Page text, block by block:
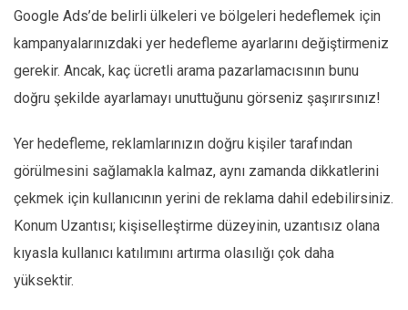
Google Ads’de belirli ülkeleri ve bölgeleri hedeflemek için
kampanyalarınızdaki yer hedefleme ayarlarını değiştirmeniz
gerekir. Ancak, kaç ücretli arama pazarlamacısının bunu
doğru şekilde ayarlamayı unuttuğunu görseniz şaşırırsınız!
Yer hedefleme, reklamlarınızın doğru kişiler tarafından
görülmesini sağlamakla kalmaz, aynı zamanda dikkatlerini
çekmek için kullanıcının yerini de reklama dahil edebilirsiniz.
Konum Uzantısı; kişiselleştirme düzeyinin, uzantısız olana
kıyasla kullanıcı katılımını artırma olasılığı çok daha
yüksektir.